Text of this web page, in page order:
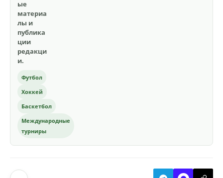
ые
материа
лы и
публика
ции
редакци
и.
Футбол
Хоккей
Баскетбол
Международные
турниры